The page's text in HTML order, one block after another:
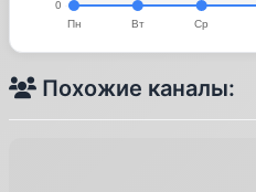
Похожие каналы: